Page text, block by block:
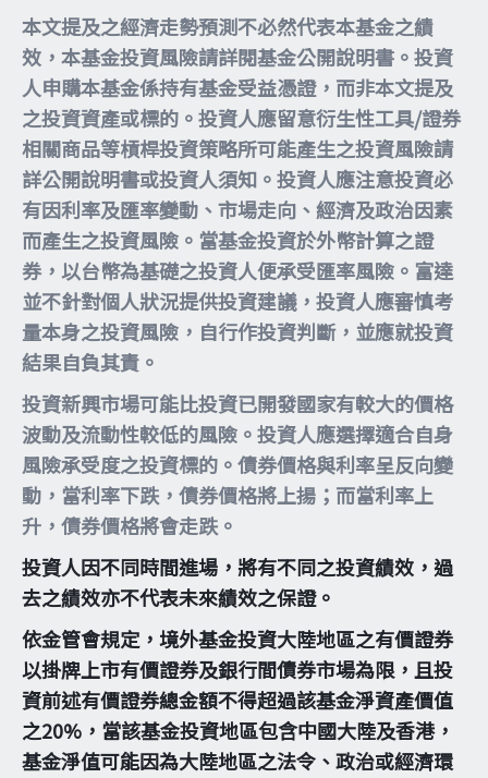
本文提及之經濟走勢預測不必然代表本基金之績
效，本基金投資風險請詳閱基金公開說明書。投資
人申購本基金係持有基金受益憑證，而非本文提及
之投資資產或標的。投資人應留意衍生性工具/證券
相關商品等槓桿投資策略所可能產生之投資風險請
詳公開說明書或投資人須知。投資人應注意投資必
有因利率及匯率變動、市場走向、經濟及政治因素
而產生之投資風險。當基金投資於外幣計算之證
券，以台幣為基礎之投資人便承受匯率風險。富達
並不針對個人狀況提供投資建議，投資人應審慎考
量本身之投資風險，自行作投資判斷，並應就投資
結果自負其責。
投資新興市場可能比投資已開發國家有較大的價格
波動及流動性較低的風險。投資人應選擇適合自身
風險承受度之投資標的。債券價格與利率呈反向變
動，當利率下跌，債券價格將上揚；而當利率上
升，債券價格將會走跌。
投資人因不同時間進場，將有不同之投資績效，過
去之績效亦不代表未來績效之保證。
依金管會規定，境外基金投資大陸地區之有價證券
以掛牌上市有價證券及銀行間債券市場為限，且投
資前述有價證券總金額不得超過該基金淨資產價值
之20%，當該基金投資地區包含中國大陸及香港，
基金淨值可能因為大陸地區之法令、政治或經濟環